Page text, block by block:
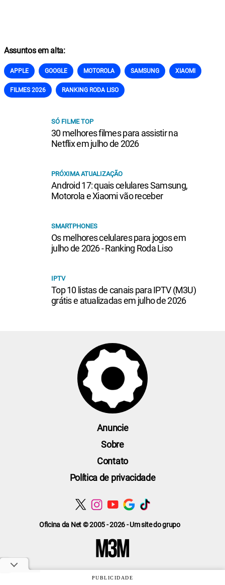
Assuntos em alta:
APPLE GOOGLE MOTOROLA SAMSUNG XIAOMI
FILMES 2026 RANKING RODA LISO
SÓ FILME TOP
30 melhores filmes para assistir na
Netflix em julho de 2026
PRÓXIMA ATUALIZAÇÃO
Android 17: quais celulares Samsung,
Motorola e Xiaomi vão receber
SMARTPHONES
Os melhores celulares para jogos em
julho de 2026 - Ranking Roda Liso
IPTV
Top 10 listas de canais para IPTV (M3U)
grátis e atualizadas em julho de 2026
Oficina da Net © 2005 - 2026 - Um site do grupo
Anuncie
Sobre
Contato
Política de privacidade
PUBLICIDADE